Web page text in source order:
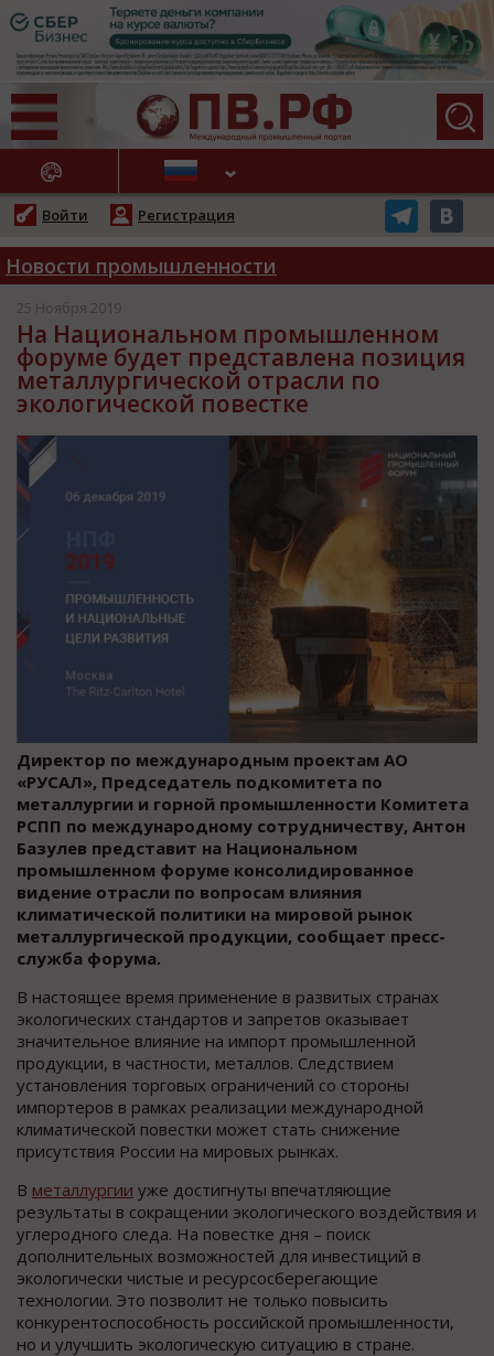
НОВОСТИ
Войти Регистрация
Новости промышленности
25 Ноября 2019
На Национальном промышленном
форуме будет представлена позиция
металлургической отрасли по
экологической повестке
Директор по международным проектам АО
«РУСАЛ», Председатель подкомитета по
металлургии и горной промышленности Комитета
РСПП по международному сотрудничеству, Антон
Базулев представит на Национальном
промышленном форуме консолидированное
видение отрасли по вопросам влияния
климатической политики на мировой рынок
металлургической продукции, сообщает пресс-
служба форума.
В настоящее время применение в развитых странах
экологических стандартов и запретов оказывает
значительное влияние на импорт промышленной
продукции, в частности, металлов. Следствием
установления торговых ограничений со стороны
импортеров в рамках реализации международной
климатической повестки может стать снижение
присутствия России на мировых рынках.
В металлургии уже достигнуты впечатляющие
результаты в сокращении экологического воздействия и
углеродного следа. На повестке дня – поиск
дополнительных возможностей для инвестиций в
экологически чистые и ресурсосберегающие
технологии. Это позволит не только повысить
конкурентоспособность российской промышленности,
но и улучшить экологическую ситуацию в стране.